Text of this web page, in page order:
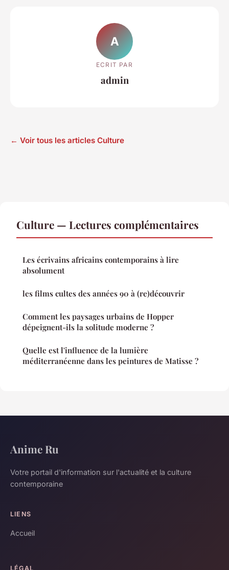
A
ECRIT PAR
admin
← Voir tous les articles Culture
Culture — Lectures complémentaires
Les écrivains africains contemporains à lire
absolument
les films cultes des années 90 à (re)découvrir
Comment les paysages urbains de Hopper
dépeignent-ils la solitude moderne ?
Quelle est l'influence de la lumière
méditerranéenne dans les peintures de Matisse ?
Anime Ru
Votre portail d'information sur l'actualité et la culture
contemporaine
LIENS
Accueil
LÉGAL